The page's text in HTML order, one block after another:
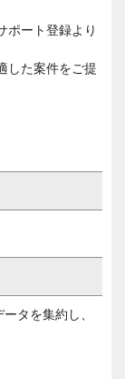
ポート登録より
した案件をご提
タを集約し、